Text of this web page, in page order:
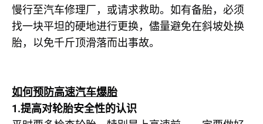
慢行至汽车修理厂，或请求救助。如有备胎，必须
找一块平坦的硬地进行更换，儘量避免在斜坡处换
胎，以免千斤顶滑落而出事故。
如何预防高速汽车爆胎
1.提高对轮胎安全性的认识